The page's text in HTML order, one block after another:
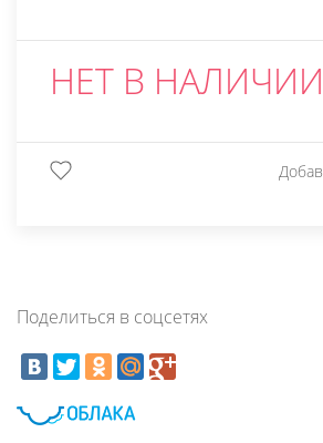
НЕТ В НАЛИЧИИ
Поделиться в соцсетях